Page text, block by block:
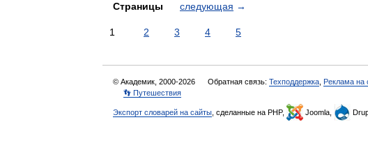
Страницы следующая →
1 2 3 4 5
© Академик, 2000-2026 Обратная связь: Техподдержка Реклама на
👣 Путешествия
Экспорт словарей на сайты , сделанные на PHP, Joomla,